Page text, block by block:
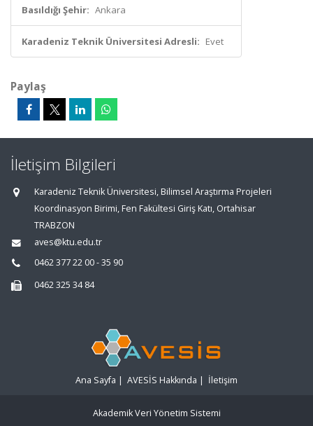
Basıldığı Şehir: Ankara
Karadeniz Teknik Üniversitesi Adresli: Evet
Paylaş
İletişim Bilgileri
Karadeniz Teknik Üniversitesi, Bilimsel Araştırma Projeleri
Koordinasyon Birimi, Fen Fakültesi Giriş Katı, Ortahisar
TRABZON
aves@ktu.edu.tr
0462 377 22 00 - 35 90
0462 325 34 84
Ana Sayfa | AVESİS Hakkında | İletişim
Akademik Veri Yönetim Sistemi